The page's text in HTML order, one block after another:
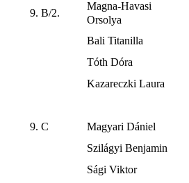
9. B/2.
Magna-Havasi
Orsolya
Bali Titanilla
Tóth Dóra
Kazareczki Laura
9. C
Magyari Dániel
Szilágyi Benjamin
Sági Viktor